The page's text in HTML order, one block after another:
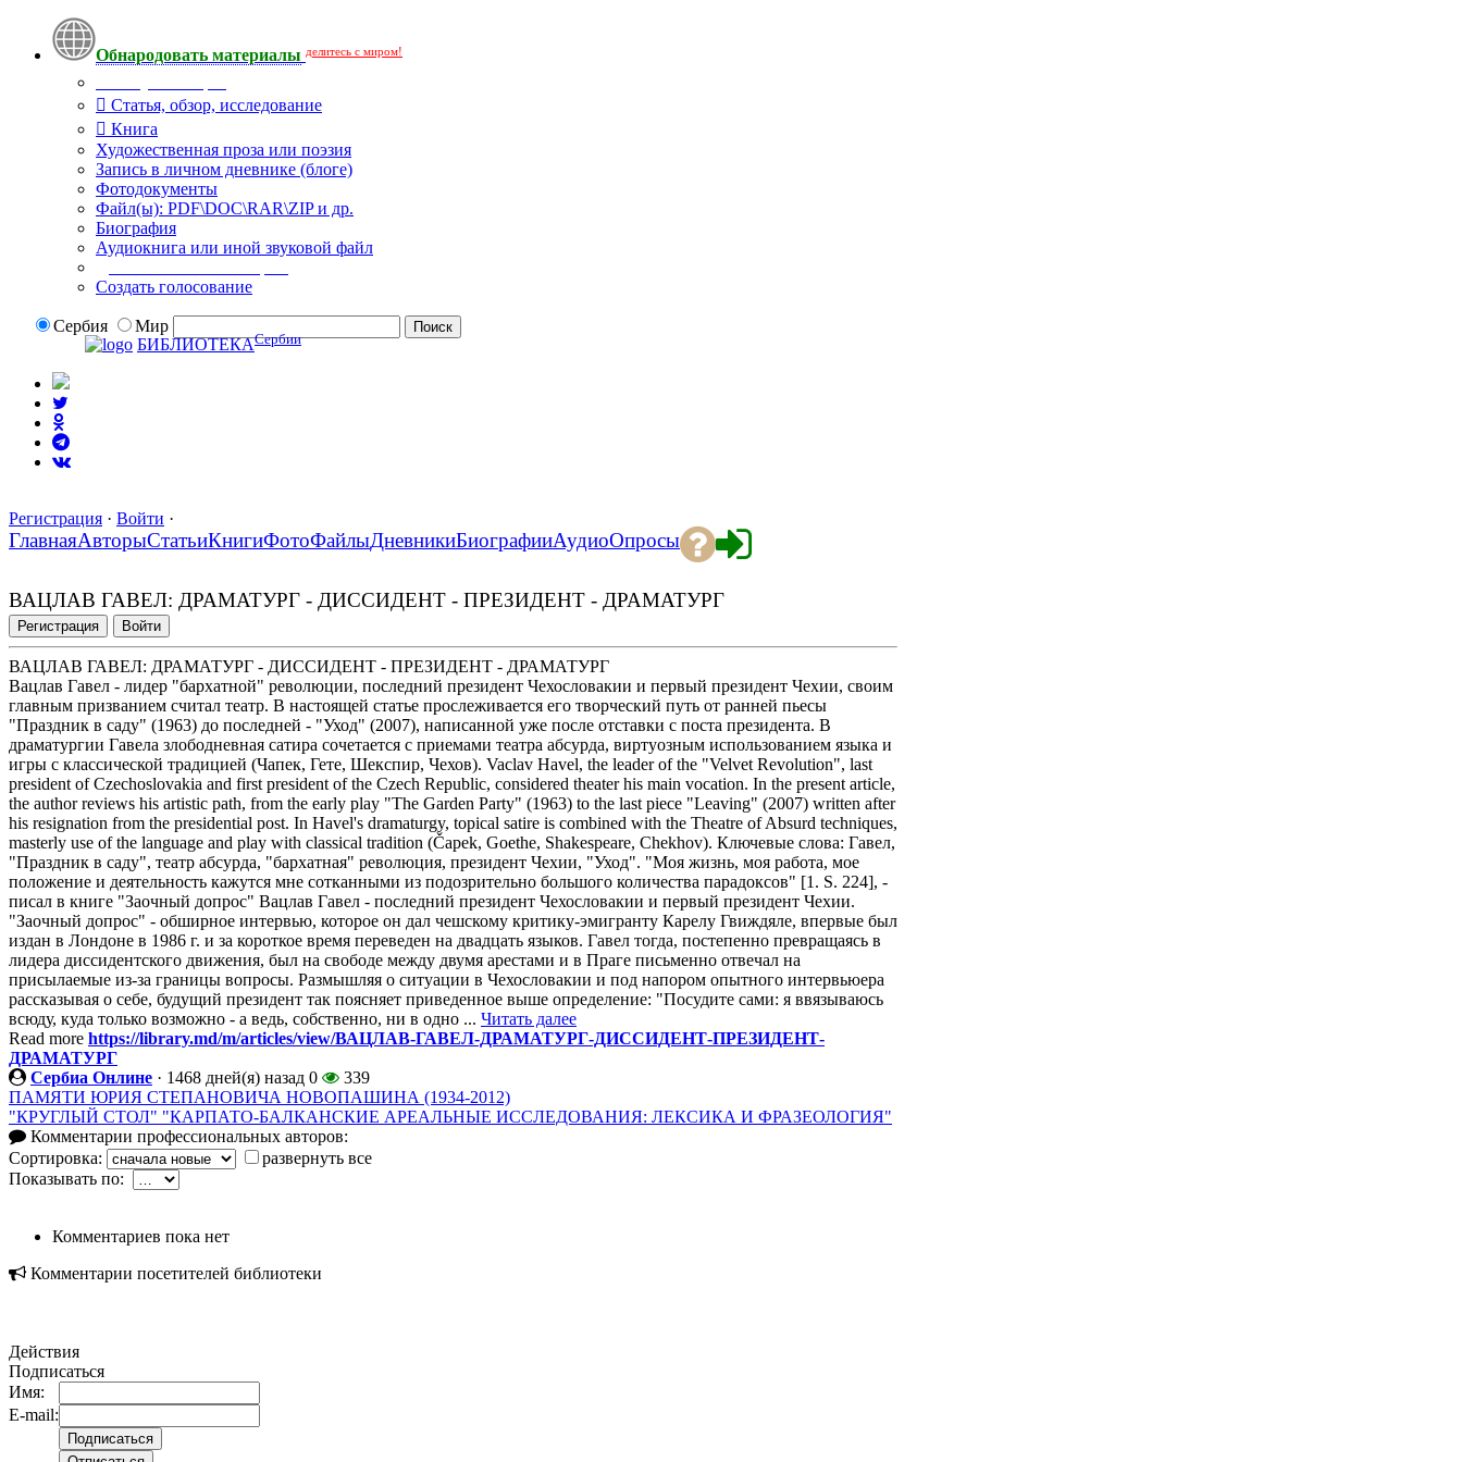
Обнародовать материалы делитесь с миром!
Статья, обзор, исследование
Книга
Художественная проза или поэзия
Запись в личном дневнике (блоге)
Фотодокументы
Файл(ы): PDF\DOC\RAR\ZIP и др.
Биография
Аудиокнига или иной звуковой файл
Создать голосование
Сербия
Мир
БИБЛИОТЕКАСербии
Регистрация · Войти ·
ГлавнаяАвторыСтатьиКнигиФотоФайлыДневникиБиографииАудиоОпросы
ВАЦЛАВ ГАВЕЛ: ДРАМАТУРГ - ДИССИДЕНТ - ПРЕЗИДЕНТ - ДРАМАТУРГ
Регистрация Войти
ВАЦЛАВ ГАВЕЛ: ДРАМАТУРГ - ДИССИДЕНТ - ПРЕЗИДЕНТ - ДРАМАТУРГ
Вацлав Гавел - лидер "бархатной" революции, последний президент Чехословакии и первый президент Чехии, своим
главным призванием считал театр. В настоящей статье прослеживается его творческий путь от ранней пьесы
"Праздник в саду" (1963) до последней - "Уход" (2007), написанной уже после отставки с поста президента. В
драматургии Гавела злободневная сатира сочетается с приемами театра абсурда, виртуозным использованием языка и
игры с классической традицией (Чапек, Гете, Шекспир, Чехов). Vaclav Havel, the leader of the "Velvet Revolution", last
president of Czechoslovakia and first president of the Czech Republic, considered theater his main vocation. In the present article,
the author reviews his artistic path, from the early play "The Garden Party" (1963) to the last piece "Leaving" (2007) written after
his resignation from the presidential post. In Havel's dramaturgy, topical satire is combined with the Theatre of Absurd techniques,
masterly use of the language and play with classical tradition (Čapek, Goethe, Shakespeare, Chekhov). Ключевые слова: Гавел,
"Праздник в саду", театр абсурда, "бархатная" революция, президент Чехии, "Уход". "Моя жизнь, моя работа, мое
положение и деятельность кажутся мне сотканными из подозрительно большого количества парадоксов" [1. S. 224], -
писал в книге "Заочный допрос" Вацлав Гавел - последний президент Чехословакии и первый президент Чехии.
"Заочный допрос" - обширное интервью, которое он дал чешскому критику-эмигранту Карелу Гвиждяле, впервые был
издан в Лондоне в 1986 г. и за короткое время переведен на двадцать языков. Гавел тогда, постепенно превращаясь в
лидера диссидентского движения, был на свободе между двумя арестами и в Праге письменно отвечал на
присылаемые из-за границы вопросы. Размышляя о ситуации в Чехословакии и под напором опытного интервьюера
рассказывая о себе, будущий президент так поясняет приведенное выше определение: "Посудите сами: я ввязываюсь
всюду, куда только возможно - а ведь, собственно, ни в одно ... Читать далее
Read more https://library.md/m/articles/view/ВАЦЛАВ-ГАВЕЛ-ДРАМАТУРГ-ДИССИДЕНТ-ПРЕЗИДЕНТ-
ДРАМАТУРГ
Сербиа Онлине · 1468 дней(я) назад 0
339
ПАМЯТИ ЮРИЯ СТЕПАНОВИЧА НОВОПАШИНА (1934-2012)
"КРУГЛЫЙ СТОЛ" "КАРПАТО-БАЛКАНСКИЕ АРЕАЛЬНЫЕ ИССЛЕДОВАНИЯ: ЛЕКСИКА И ФРАЗЕОЛОГИЯ"
Комментарии профессиональных авторов:
Сортировка:
развернуть все
Показывать по:
Комментариев пока нет
Комментарии посетителей библиотеки
Действия
Подписаться
Имя:
E-mail: